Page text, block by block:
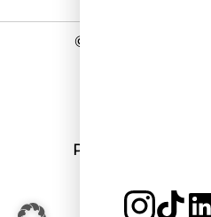
©
Programmierung: